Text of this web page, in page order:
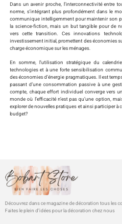
Dans un avenir proche, l’interconnectivité entre
norme, s’intégrant plus profondément dans le
communique intelligemment pour maintenir son
la science-fiction, mais un but tangible pour de
vers cette transition. Ces innovations
investissement initial, promettent des économies
charge économique sur les ménages.
En somme, l’utilisation stratégique du
technologies et à une forte sensibilisation
des économies d’énergie pragmatiques. Il est
passant d’une consommation passive à une
compte, chaque effort individuel converge vers
monde où l’efficacité n’est pas qu’une option,
explorer de nouvelles pratiques et ainsi participer à
budget?
Découvrez dans ce magazine de décoration tous les
Faites le plein d’idées pour la décoration chez nous